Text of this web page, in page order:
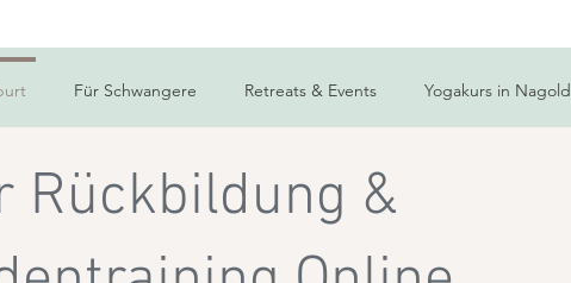
Für Schwangere Retreats & Events Yogakurs in Nagold
Rückbildung &